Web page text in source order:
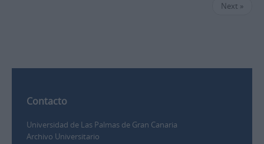
Next »
Contacto
Universidad de Las Palmas de Gran Canaria
Archivo Universitario